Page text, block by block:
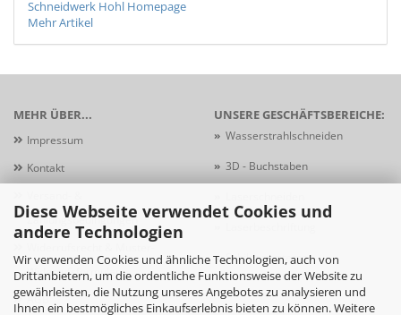
Diese Webseite verwendet Cookies und
andere Technologien
Wir verwenden Cookies und ähnliche Technologien, auch von
Drittanbietern, um die ordentliche Funktionsweise der Website zu
gewährleisten, die Nutzung unseres Angebotes zu analysieren und
Ihnen ein bestmögliches Einkaufserlebnis bieten zu können. Weitere
Schneidwerk Hohl Homepage
Mehr Artikel
MEHR ÜBER...
Impressum
Kontakt
Zahlungsbedingungen
Widerrufsformular
AGB
UNSERE GESCHÄFTSBEREICHE:
» Wasserstrahlschneiden
» 3D - Buchstaben
»Schildersysteme